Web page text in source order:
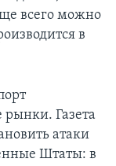
всего можно
в
Газета
атаки
Штаты: в